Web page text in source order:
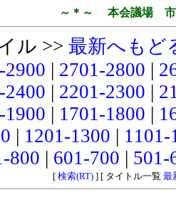
～＊～ 本会議場 市
ル >> 最新へもど
2900 | 2701-2800 |
2400 | 2201-2300 |
1900 | 1701-1800 |
| 1201-1300 |
800 | 601-700 |
[ 検索(RT)] [ タイトル一覧 最